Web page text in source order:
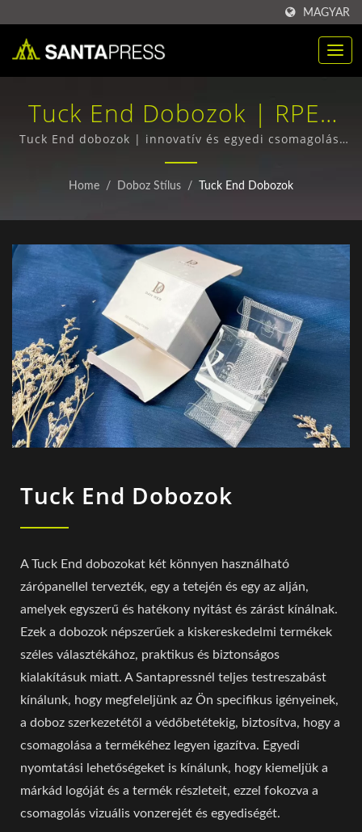
MAGYAR
Tuck End Dobozok | RPET
Műanyag Csomagoló
Dobozok Nagykereskedelmi
Press Co., Ltd.
Tuck End dobozok | innovatív és egyedi csomagolási
tervek
Home / Doboz Stílus / Tuck End Dobozok
Tuck End Dobozok
A Tuck End dobozokat két könnyen használható
zárópanellel tervezték, egy a tetején és egy az alján,
amelyek egyszerű és hatékony nyitást és zárást kínálnak.
Ezek a dobozok népszerűek a kiskereskedelmi termékek
széles választékához, praktikus és biztonságos
kialakításuk miatt. A Santapressnél teljes testreszabást
kínálunk, hogy megfeleljünk az Ön specifikus igényeinek,
a doboz szerkezetétől a védőbetétekig, biztosítva, hogy a
csomagolása a termékéhez legyen igazítva. Egyedi
nyomtatási lehetőségeket is kínálunk, hogy kiemeljük a
márkád logóját és a termék részleteit, ezzel fokozva a
csomagolás vizuális vonzerejét és egyediségét.